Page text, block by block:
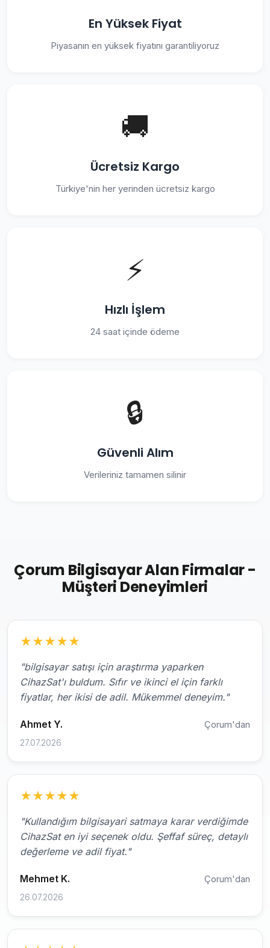
En Yüksek Fiyat
Piyasanın en yüksek fiyatını garantiliyoruz
🚚
Ücretsiz Kargo
Türkiye'nin her yerinden ücretsiz kargo
⚡
Hızlı İşlem
24 saat içinde ödeme
🔒
Güvenli Alım
Verileriniz tamamen silinir
Çorum Bilgisayar Alan Firmalar -
Müşteri Deneyimleri
★★★★★
"bilgisayar satışı için araştırma yaparken
CihazSat'ı buldum. Sıfır ve ikinci el için farklı
fiyatlar, her ikisi de adil. Mükemmel deneyim."
Ahmet Y. Çorum'dan
27.07.2026
★★★★★
"Kullandığım bilgisayari satmaya karar verdiğimde
CihazSat en iyi seçenek oldu. Şeffaf süreç, detaylı
değerleme ve adil fiyat."
Mehmet K. Çorum'dan
26.07.2026